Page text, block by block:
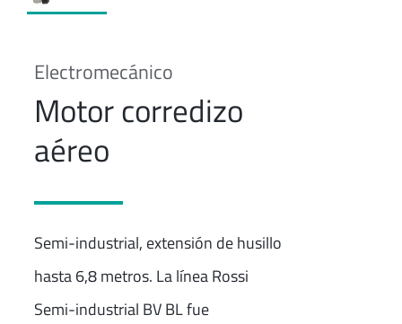
Electromecánico
Motor corredizo
aéreo
Semi-industrial, extensión de husillo
hasta 6,8 metros. La línea Rossi
Semi-industrial BV BL fue